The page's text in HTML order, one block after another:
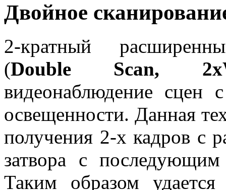
Двойное
2-кратный
(Double Scan,
видеонаблюдение сцен
освещенности. Данная
получения 2-х кадров с
затвора с
Таким образом удается